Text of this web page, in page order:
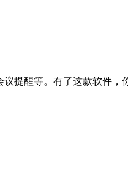
提醒等。有了这款软件